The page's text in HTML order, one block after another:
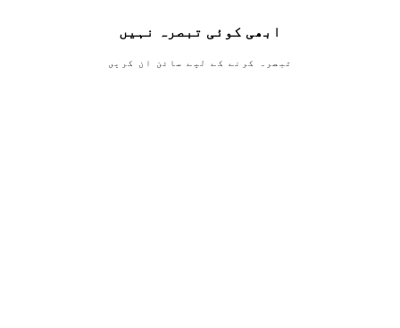
ابھی کوئی تبصرہ نہیں
تبصرہ کرنے کے لیے سائن ان کریں